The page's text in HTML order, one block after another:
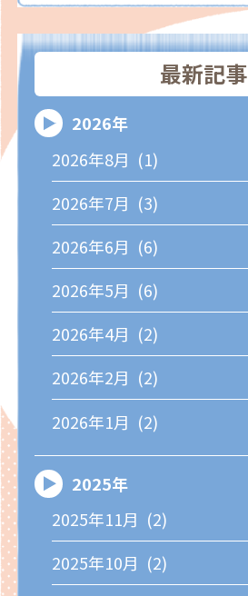
最新記事
2026年
2026年8月 (1)
2026年7月 (3)
2026年6月 (6)
2026年5月 (6)
2026年4月 (2)
2026年2月 (2)
2026年1月 (2)
2025年
2025年11月 (2)
2025年10月 (2)